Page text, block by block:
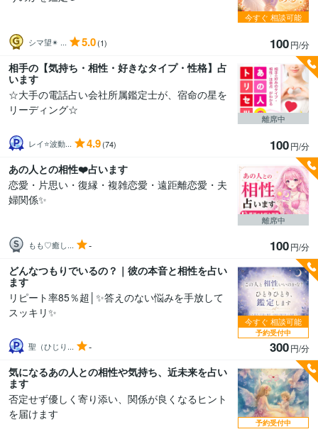
シマ望✴ ... 5.0(1) 100円/分
今すぐ 相談可能
相手の【気持ち・相性・好きなタイプ・性格】占
います
☆大手の電話占い会社所属鑑定士が、宿命の星を
リーディング☆
レイ⭐波動... 4.9(74) 100円/分
離席中
あの人との相性❤️占います
恋愛・片思い・復縁・複雑恋愛・遠距離恋愛・夫
婦関係✨
もも♡癒し... - 100円/分
離席中
どんなつもりでいるの？｜彼の本音と相性を占い
ます
リピート率85％超│✨答えのない悩みを手放して
スッキリ✨
聖（ひじり... - 300円/分
今すぐ 相談可能
予約受付中
気になるあの人との相性や気持ち、近未来を占い
ます
否定せず優しく寄り添い、関係が良くなるヒント
を届けます
予約受付中